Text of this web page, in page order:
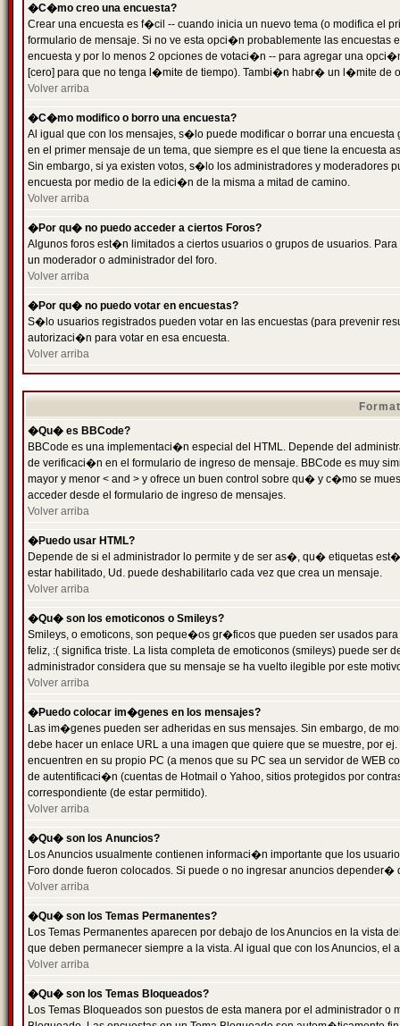
�C�mo creo una encuesta?
Crear una encuesta es f�cil -- cuando inicia un nuevo tema (o modifica el
formulario de mensaje. Si no ve esta opci�n probablemente las
encuesta y por lo menos 2 opciones de votaci�n -- para agregar una
[cero] para que no tenga l�mite de tiempo). Tambi�n habr� un l�mite de
Volver arriba
�C�mo modifico o borro una encuesta?
Al igual que con los mensajes, s�lo puede modificar o borrar una
en el primer mensaje de un tema, que siempre es el que tiene la encuesta
Sin embargo, si ya existen votos, s�lo los administradores y moderadores
encuesta por medio de la edici�n de la misma a mitad de camino.
Volver arriba
�Por qu� no puedo acceder a ciertos Foros?
Algunos foros est�n limitados a ciertos usuarios o grupos de usuarios.
un moderador o administrador del foro.
Volver arriba
�Por qu� no puedo votar en encuestas?
S�lo usuarios registrados pueden votar en las encuestas (para prevenir
autorizaci�n para votar en esa encuesta.
Volver arriba
�Qu� es BBCode?
BBCode es una implementaci�n especial del HTML. Depende del
de verificaci�n en el formulario de ingreso de mensaje. BBCode es muy
mayor y menor < and > y ofrece un buen control sobre qu� y c�mo se
acceder desde el formulario de ingreso de mensajes.
Volver arriba
�Puedo usar HTML?
Depende de si el administrador lo permite y de ser as�, qu� etiquetas
estar habilitado, Ud. puede deshabilitarlo cada vez que crea un mensaje.
Volver arriba
�Qu� son los emoticonos o Smileys?
Smileys, o emoticons, son peque�os gr�ficos que pueden ser usados
feliz, :( significa triste. La lista completa de emoticonos (smileys) puede
administrador considera que su mensaje se ha vuelto ilegible por este
Volver arriba
�Puedo colocar im�genes en los mensajes?
Las im�genes pueden ser adheridas en sus mensajes. Sin embargo, de
debe hacer un enlace URL a una imagen que quiere que se muestre, por
encuentren en su propio PC (a menos que su PC sea un servidor de
de autentificaci�n (cuentas de Hotmail o Yahoo, sitios protegidos por
correspondiente (de estar permitido).
Volver arriba
�Qu� son los Anuncios?
Los Anuncios usualmente contienen informaci�n importante que los
Foro donde fueron colocados. Si puede o no ingresar anuncios
Volver arriba
�Qu� son los Temas Permanentes?
Los Temas Permanentes aparecen por debajo de los Anuncios en la
que deben permanecer siempre a la vista. Al igual que con los Anuncios,
Volver arriba
�Qu� son los Temas Bloqueados?
Los Temas Bloqueados son puestos de esta manera por el administrador